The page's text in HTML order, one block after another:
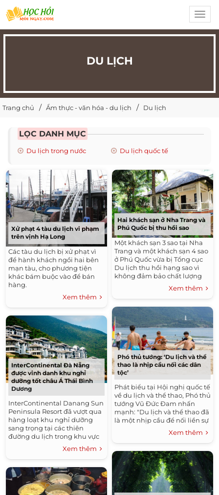
DU LỊCH
Trang chủ Ẩm thực - văn hóa - du lịch Du lịch
LỌC DANH MỤC
Du lịch trong nước Du lịch quốc tế
Xử phạt 4 tàu du lịch vi phạm
trên vịnh Hạ Long
Các tàu du lịch bị xử phạt vì
để hành khách ngồi hai bên
mạn tàu, cho phương tiện
khác bám buộc vào để bán
hàng.
Xem thêm
InterContinental Đà Nẵng
được vinh danh khu nghỉ
dưỡng tốt châu Á Thái Bình
Dương
InterContinental Danang Sun
Peninsula Resort đã vượt qua
hàng loạt khu nghỉ dưỡng
sang trọng tại các thiên
đường du lịch trong khu vực
để giành danh hiệu này.
Xem thêm
Hai khách sạn ở Nha Trang và
Phú Quốc bị thu hồi sao
Một khách sạn 3 sao tại Nha
Trang và một khách sạn 4 sao
ở Phú Quốc vừa bị Tổng cục
Du lịch thu hồi hạng sao vì
không đảm bảo chất lượng
Xem thêm
Phó thủ tướng: ‘Du lịch và thể
thao là nhịp cầu nối các dân
tộc’
Phát biểu tại Hội nghị quốc tế
về du lịch và thể thao, Phó thủ
tướng Vũ Đức Đam nhấn
mạnh: "Du lịch và thể thao đã
là một nhịp cầu để nối liền sự
giao lưu giữa con người với
con người, giữa các dân tộc
với nhau".
Xem thêm